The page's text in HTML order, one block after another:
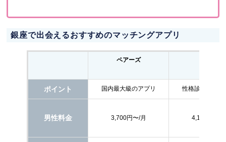
銀座で出会えるおすすめのマッチングアプリ
ペアーズ
ポイント 国内最大級のアプリ 性格診断で相性
男性料金 3,700円〜/月 4,160円〜/